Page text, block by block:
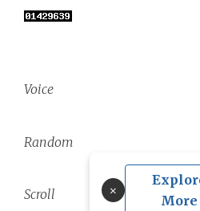
Voice
Random
×
More
Scroll